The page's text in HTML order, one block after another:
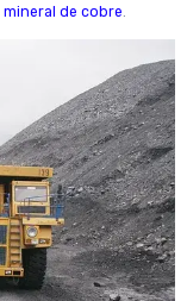
mineral de cobre.